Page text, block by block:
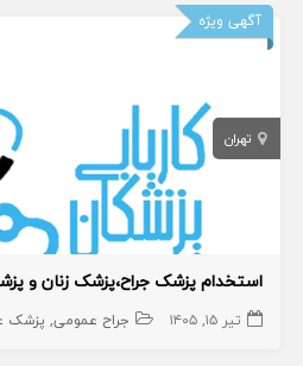
آگهی ویژه
تهران
استخدام پزشک جراح،پزشک زنان و
تیر ۱۵, ۱۴۰۵ جراح عمومی پزشک